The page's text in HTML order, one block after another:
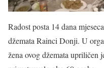
Radost posta 14 dana
džemata Rainci Donji. U
žena ovog džemata upriličen